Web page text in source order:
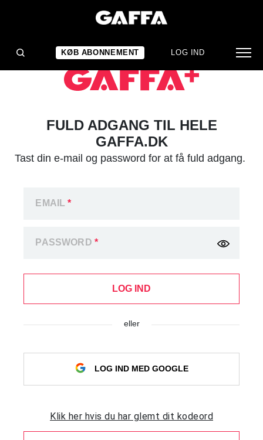
KØB ABONNEMENT LOG IND
FULD ADGANG TIL HELE
GAFFA.DK
Tast din e-mail og password for at få fuld adgang.
EMAIL*
PASSWORD *
LOG IND
eller
LOG IND MED GOOGLE
Klik her hvis du har glemt dit kodeord